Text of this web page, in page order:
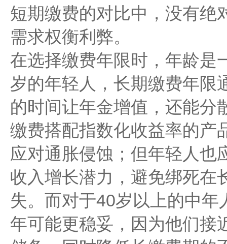
短期缴费的对比中，没有绝
需求权衡利弊。
在选择缴费年限时，年龄是
岁的年轻人，长期缴费年限
的时间让年金增值，还能分
缴费搭配指数化收益率的产
应对通胀侵蚀；但年轻人也
收入增长潜力，避免绑死在
失。而对于40岁以上的中
年可能更稳妥，因为他们接